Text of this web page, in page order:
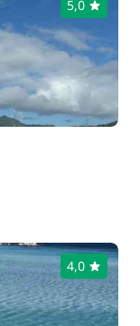
5,0
4,0